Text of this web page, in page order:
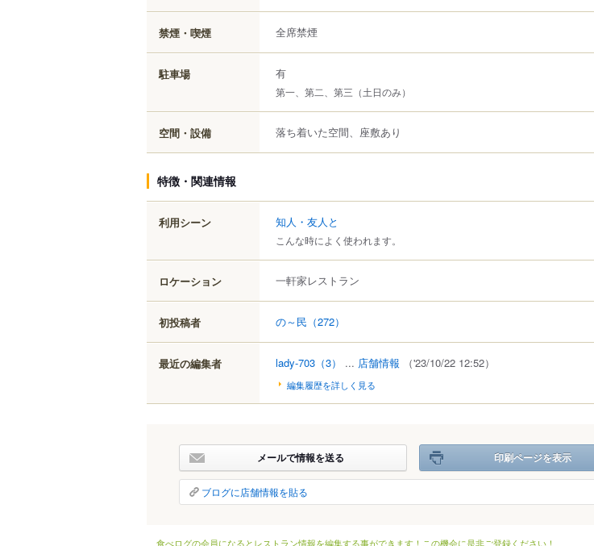
禁煙・喫煙 全席禁煙
駐車場 有
第一、第二、第三（土日のみ）
空間・設備 落ち着いた空間、座敷あり
特徴・関連情報
利用シーン 知人・友人と
こんな時によく使われます。
ロケーション 一軒家レストラン
初投稿者 の～民 （272）
最近の編集者 lady-703 （3） ... 店舗情報 （'23/10/22 12:52）
編集履歴を詳しく見る
メールで情報を送る 印刷ページを表示
ブログに店舗情報を貼る
食べログの会員になるとレストラン情報を編集する事ができます！この機会に是非ご登録ください！